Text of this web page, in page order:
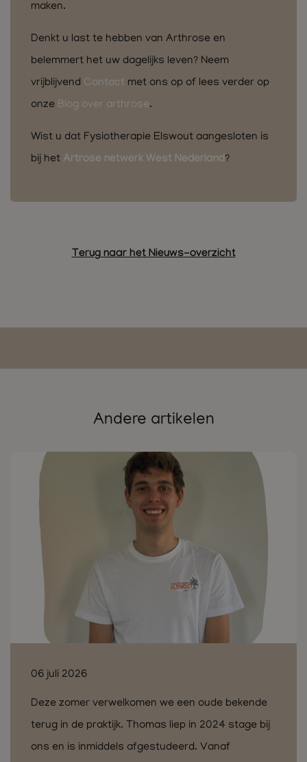
maken.
Denkt u last te hebben van Arthrose en
belemmert het uw dagelijks leven? Neem
vrijblijvend Contact met ons op of lees verder op
onze Blog over arthrose.
Wist u dat Fysiotherapie Elswout aangesloten is
bij het Artrose netwerk West Nederland?
Terug naar het Nieuws-overzicht
Andere artikelen
06 juli 2026
Deze zomer verwelkomen we een oude bekende
terug in de praktijk. Thomas liep in 2024 stage bij
ons en is inmiddels afgestudeerd. Vanaf